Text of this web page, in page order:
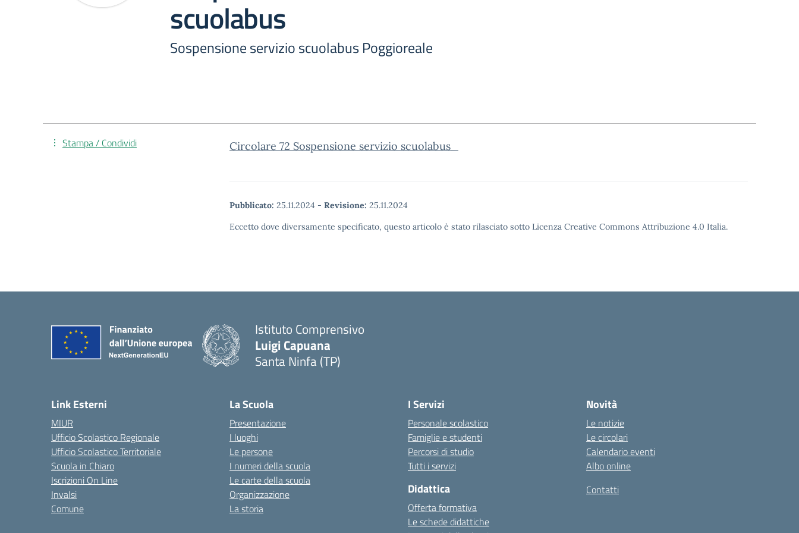
scuolabus
Sospensione servizio scuolabus Poggioreale
Circolare 72 Sospensione servizio scuolabus_
Pubblicato: 25.11.2024 - Revisione: 25.11.2024
Eccetto dove diversamente specificato, questo articolo è stato rilasciato sotto Licenza Creative Commons Attribuzione 4.0 Italia.
Stampa / Condividi
Istituto Comprensivo
Luigi Capuana
Santa Ninfa (TP)
Link Esterni
MIUR
Ufficio Scolastico Regionale
Ufficio Scolastico Territoriale
Scuola in Chiaro
Iscrizioni On Line
Invalsi
Comune
La Scuola
Presentazione
I luoghi
Le persone
I numeri della scuola
Le carte della scuola
Organizzazione
La storia
I Servizi
Personale scolastico
Famiglie e studenti
Percorsi di studio
Tutti i servizi
Didattica
Offerta formativa
Le schede didattiche
Novità
Le notizie
Le circolari
Calendario eventi
Albo online
Contatti